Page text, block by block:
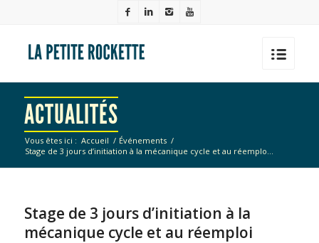
ACTUALITÉS
Vous êtes ici : Accueil / Événements /
Stage de 3 jours d’initiation à la mécanique cycle et au réemplo...
Stage de 3 jours d’initiation à la
mécanique cycle et au réemploi